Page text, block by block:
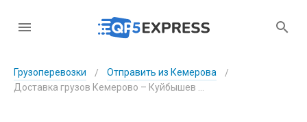
Грузоперевозки / Отправить из Кемерова
/